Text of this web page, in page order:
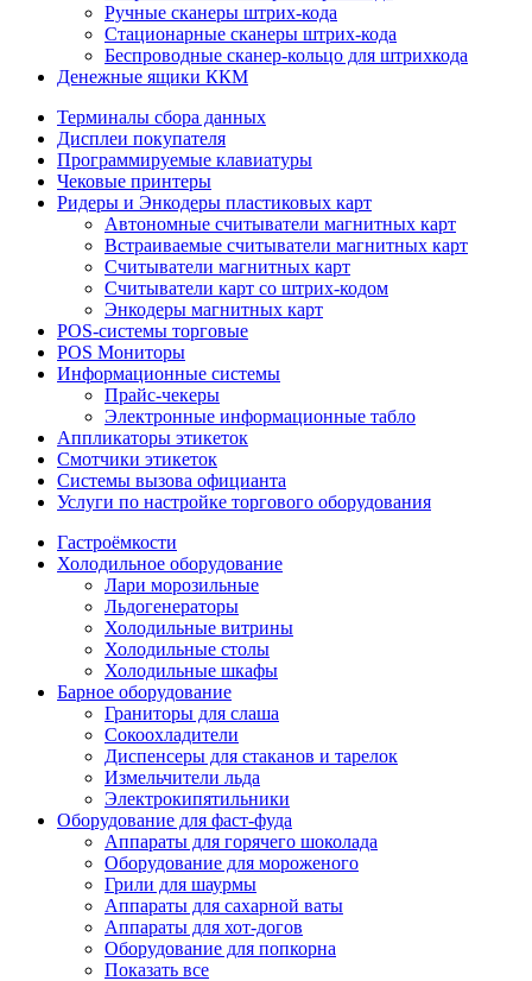
Ручные сканеры штрих-кода
Стационарные сканеры штрих-кода
Беспроводные сканер-кольцо для штрихкода
Денежные ящики ККМ
Терминалы сбора данных
Дисплеи покупателя
Программируемые клавиатуры
Чековые принтеры
Ридеры и Энкодеры пластиковых карт
Автономные считыватели магнитных карт
Встраиваемые считыватели магнитных карт
Считыватели магнитных карт
Считыватели карт со штрих-кодом
Энкодеры магнитных карт
POS-системы торговые
POS Мониторы
Информационные системы
Прайс-чекеры
Электронные информационные табло
Аппликаторы этикеток
Смотчики этикеток
Системы вызова официанта
Услуги по настройке торгового оборудования
Гастроёмкости
Холодильное оборудование
Лари морозильные
Льдогенераторы
Холодильные витрины
Холодильные столы
Холодильные шкафы
Барное оборудование
Граниторы для слаша
Сокоохладители
Диспенсеры для стаканов и тарелок
Измельчители льда
Электрокипятильники
Оборудование для фаст-фуда
Аппараты для горячего шоколада
Оборудование для мороженого
Грили для шаурмы
Аппараты для сахарной ваты
Аппараты для хот-догов
Оборудование для попкорна
Показать все